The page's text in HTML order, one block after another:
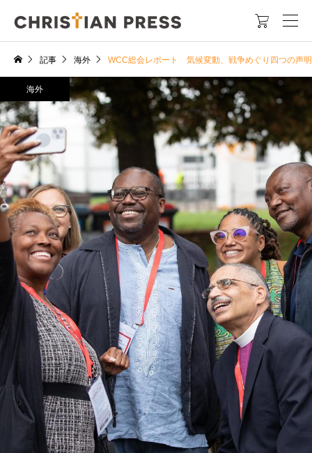

記事 海外 WCC総会レポート 気候変動、戦争めぐり四つの声明
海外